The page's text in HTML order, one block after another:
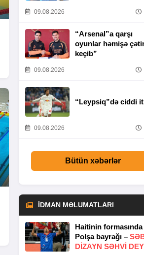
09.08.2026
“Arsenal”a qarşı
oyunlar həmişə
keçib”
09.08.2026
“Leypsiq”də ciddi
09.08.2026
Bütün xəbərlər
İDMAN MƏLUMATLARI
Haitinin formasında
Polşa bayrağı –
DIZAYN SƏHVI